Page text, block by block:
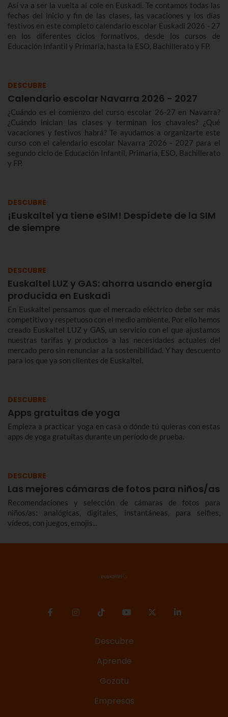
Así va a ser la vuelta al cole en Euskadi. Te contamos todas las
fechas del inicio y fin de las clases, las vacaciones y los días
festivos en este completo calendario escolar Euskadi 2026 - 27
en los diferentes ciclos formativos, desde los cursos de
Educación Infantil y Primaria, hasta la ESO, Bachillerato y FP.
DESCUBRE
Calendario escolar Navarra 2026 - 2027
¿Cuándo es el comienzo del curso escolar 26-27 en Navarra?
¿Cuándo inician las clases y terminan los chavales? ¿Qué
vacaciones y festivos habrá? Te ayudamos a organizarte este
curso con el calendario escolar Navarra 2026 - 2027 para el
segundo ciclo de Educación Infantil, Primaria, ESO, Bachillerato
y FP.
DESCUBRE
¡Euskaltel ya tiene eSIM! Despídete de la SIM
de siempre
DESCUBRE
Euskaltel LUZ y GAS: ahorra usando energía
producida en Euskadi
En Euskaltel pensamos que el mercado eléctrico debe ser más
competitivo y respetuoso con el medio ambiente. Por ello hemos
creado Euskaltel LUZ y GAS, un servicio con el que ajustamos
nuestras tarifas y productos a las necesidades actuales del
mercado pero sin renunciar a la sostenibilidad. Y hay descuento
para los que ya son clientes de Euskaltel.
DESCUBRE
Apps gratuitas de yoga
Empieza a practicar yoga en casa o dónde tú quieras con estas
apps de yoga gratuitas durante un período de prueba.
DESCUBRE
Las mejores cámaras de fotos para niños/as
Recomendaciones y selección de cámaras de fotos para
niños/as: analógicas, digitales, instantáneas, para selfies,
vídeos, con juegos, emojis...
Descubre
Aprende
Gozatu
Empresas